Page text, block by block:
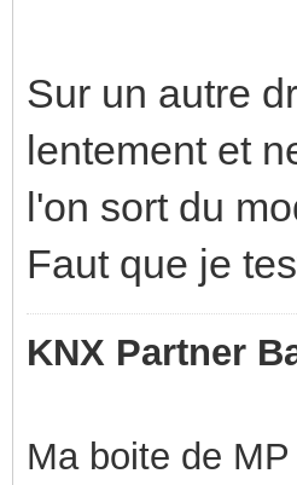
Sur un autre
lentement et
l'on sort du
Faut que je
KNX Partner
Ma boite de